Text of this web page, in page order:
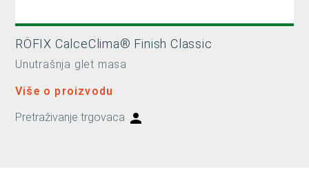
RÖFIX CalceClima® Finish Classic
Unutrašnja glet masa
Više o proizvodu
Pretraživanje trgovaca